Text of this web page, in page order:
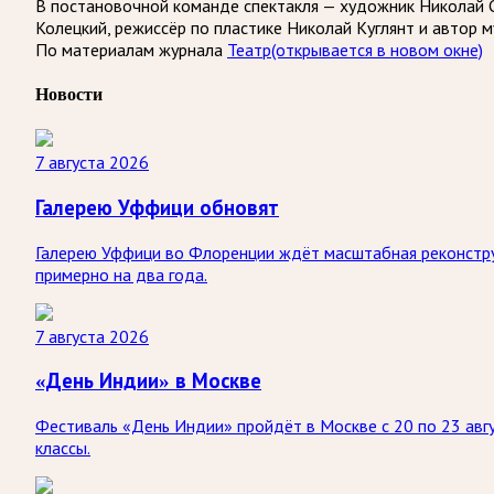
В постановочной команде спектакля — художник
Колецкий, режиссёр по пластике Николай Куглянт и
По материалам журнала Театр(открывается в новом окне)
Новости
7 августа 2026
Галерею Уффици обновят
Галерею Уффици во Флоренции ждёт масштабная
примерно на два года.
7 августа 2026
«День Индии» в Москве
Фестиваль «День Индии» пройдёт в Москве с 20 по 23
классы.